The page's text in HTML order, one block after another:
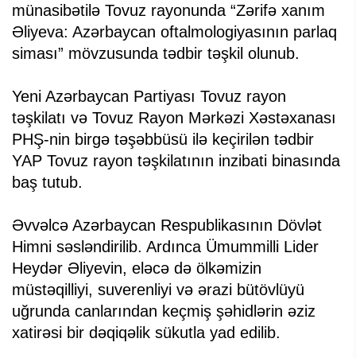
münasibətilə Tovuz rayonunda “Zərifə xanım
Əliyeva: Azərbaycan oftalmologiyasının parlaq
siması” mövzusunda tədbir təşkil olunub.
Yeni Azərbaycan Partiyası Tovuz rayon
təşkilatı və Tovuz Rayon Mərkəzi Xəstəxanası
PHŞ-nin birgə təşəbbüsü ilə keçirilən tədbir
YAP Tovuz rayon təşkilatının inzibati binasında
baş tutub.
Əvvəlcə Azərbaycan Respublikasının Dövlət
Himni səsləndirilib. Ardınca Ümummilli Lider
Heydər Əliyevin, eləcə də ölkəmizin
müstəqilliyi, suverenliyi və ərazi bütövlüyü
uğrunda canlarından keçmiş şəhidlərin əziz
xatirəsi bir dəqiqəlik sükutla yad edilib.